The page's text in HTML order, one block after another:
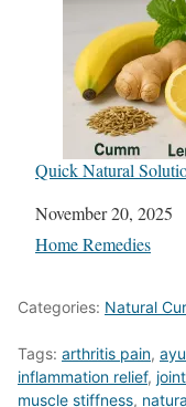
Quick Natural
Date
November 20, 2025
In relation to
Home Remedies
Categories: Natural
Tags: arthritis pain,
inflammation relief,
muscle stiffness,